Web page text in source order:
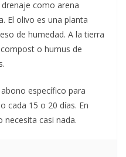
como arena
El olivo es una planta
de humedad. A la tierra
o humus de
específico para
cada 15 o 20 días. En
necesita casi nada.